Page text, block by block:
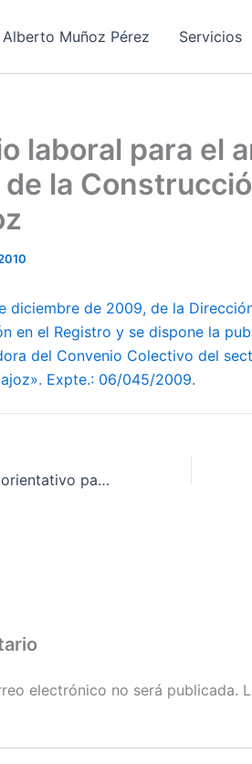
Alberto Muñoz Pérez Servicios
laboral para el
la
diciembre de 2009, de la
en el Registro y se dispone la
del Convenio Colectivo del
Expte.: 06/045/2009.
Calendario laboral orientativo para el año 2010 de Siderometalurgia de la provincia de Badajoz
electrónico no será publicada.